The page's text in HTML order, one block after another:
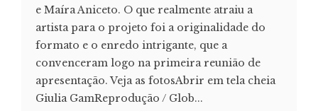
e Maíra Aniceto. O que realmente atraiu a
artista para o projeto foi a originalidade do
formato e o enredo intrigante, que a
convenceram logo na primeira reunião de
apresentação. Veja as fotosAbrir em tela cheia
Giulia GamReprodução / Glob...